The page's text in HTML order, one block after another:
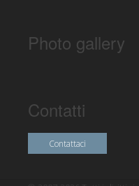
Photo gallery
Contatti
Contattaci